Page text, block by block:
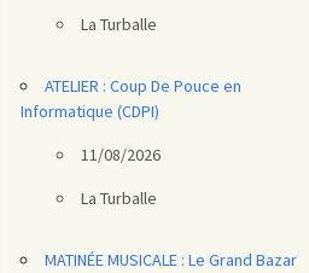
La Turballe
ATELIER : Coup De Pouce en
Informatique (CDPI)
11/08/2026
La Turballe
MATINÉE MUSICALE : Le Grand Bazar